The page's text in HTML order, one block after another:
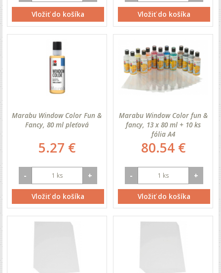
Vložiť do košíka Vložiť do košíka
Marabu Window Color Fun &
Fancy, 80 ml pleťová
5.27 €
- +
Vložiť do košíka
Marabu Window Color fun &
fancy, 13 x 80 ml + 10 ks
fólia A4
80.54 €
- +
Vložiť do košíka